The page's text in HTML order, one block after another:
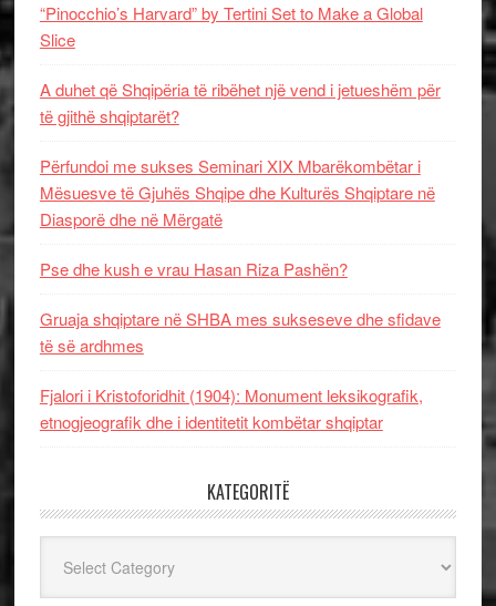
“Pinocchio’s Harvard” by Tertini Set to Make a Global
Slice
A duhet që Shqipëria të ribëhet një vend i jetueshëm për
të gjithë shqiptarët?
Përfundoi me sukses Seminari XIX Mbarëkombëtar i
Mësuesve të Gjuhës Shqipe dhe Kulturës Shqiptare në
Diasporë dhe në Mërgatë
Pse dhe kush e vrau Hasan Riza Pashën?
Gruaja shqiptare në SHBA mes sukseseve dhe sfidave
të së ardhmes
Fjalori i Kristoforidhit (1904): Monument leksikografik,
etnogjeografik dhe i identitetit kombëtar shqiptar
KATEGORITË